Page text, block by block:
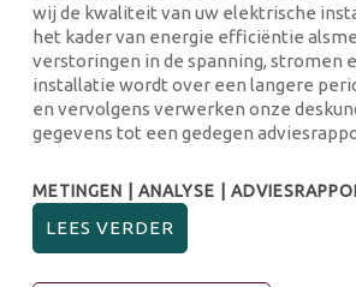
wij de kwaliteit van uw elektrische
het kader van energie efficiëntie
verstoringen in de spanning, stromen
installatie wordt over een langere
en vervolgens verwerken onze
gegevens tot een gedegen
METINGEN | ANALYSE |
LEES VERDER